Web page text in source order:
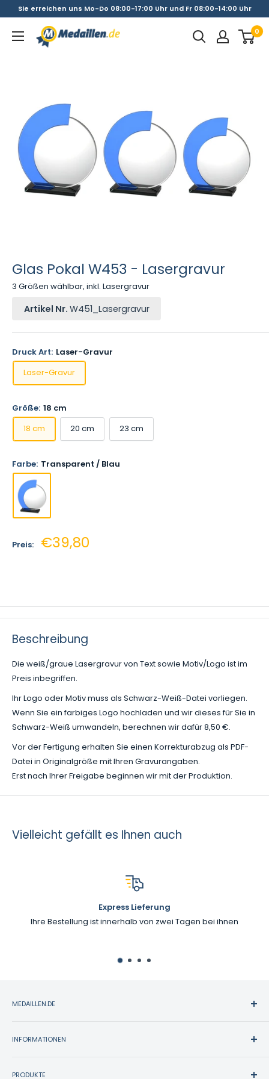
Direkt
zum
Inhalt
Sie erreichen uns Mo-Do 08:00-17:00 Uhr und Fr 08:00-14:00 Uhr
Medaillen.de 0
Glas Pokal W453 - Lasergravur
3 Größen wählbar, inkl. Lasergravur
Artikel Nr. W451_Lasergravur
Druck Art: Laser-Gravur
Laser-Gravur
Größe: 18 cm
18 cm
20 cm 23 cm
Farbe: Transparent / Blau
Preis: Sonderpreis
€39,80
Beschreibung
Die weiß/graue Lasergravur von Text sowie Motiv/Logo ist im
Preis inbegriffen.
Ihr Logo oder Motiv muss als Schwarz-Weiß-Datei vorliegen.
Wenn Sie ein farbiges Logo hochladen und wir dieses für Sie in
Schwarz-Weiß umwandeln, berechnen wir dafür 8,50 €.
Vor der Fertigung erhalten Sie einen Korrekturabzug als PDF-
Datei in Originalgröße mit Ihren Gravurangaben.
Erst nach Ihrer Freigabe beginnen wir mit der Produktion.
Vielleicht gefällt es Ihnen auch
Express Lieferung
Ihre Bestellung ist innerhalb von zwei Tagen bei ihnen
MEDAILLEN.DE
Seit über 30 Jahre vertrauen mehr als zwanzigtausend
INFORMATIONEN
PRODUKTE